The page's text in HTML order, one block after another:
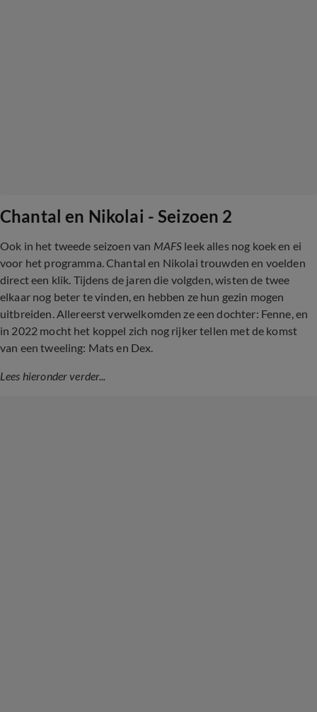
Chantal en Nikolai - Seizoen 2
Ook in het tweede seizoen van MAFS leek alles nog koek en ei
voor het programma. Chantal en Nikolai trouwden en voelden
direct een klik. Tijdens de jaren die volgden, wisten de twee
elkaar nog beter te vinden, en hebben ze hun gezin mogen
uitbreiden. Allereerst verwelkomden ze een dochter: Fenne, en
in 2022 mocht het koppel zich nog rijker tellen met de komst
van een tweeling: Mats en Dex.
Lees hieronder verder...